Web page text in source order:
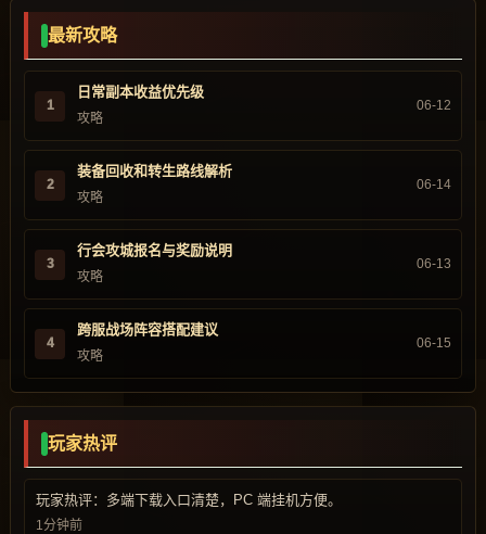
最新攻略
1
日常副本收益优先级
攻略
06-12
2
装备回收和转生路线解析
攻略
06-14
3
行会攻城报名与奖励说明
攻略
06-13
4
跨服战场阵容搭配建议
攻略
06-15
玩家热评
玩家热评：多端下载入口清楚，PC 端挂机方便。
1分钟前